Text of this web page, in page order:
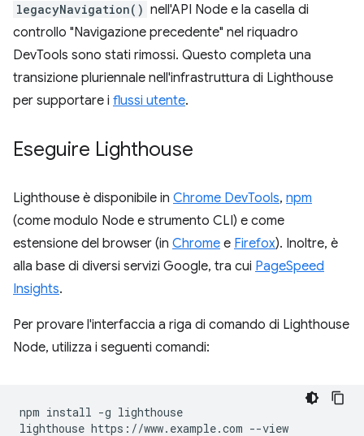
legacyNavigation() nell'API Node e la casella di
controllo "Navigazione precedente" nel riquadro
DevTools sono stati rimossi. Questo completa una
transizione pluriennale nell'infrastruttura di Lighthouse
per supportare i flussi utente.
Eseguire Lighthouse
Lighthouse è disponibile in Chrome DevTools, npm
(come modulo Node e strumento CLI) e come
estensione del browser (in Chrome e Firefox). Inoltre, è
alla base di diversi servizi Google, tra cui PageSpeed
Insights.
Per provare l'interfaccia a riga di comando di Lighthouse
Node, utilizza i seguenti comandi:
npm install -g lighthouse